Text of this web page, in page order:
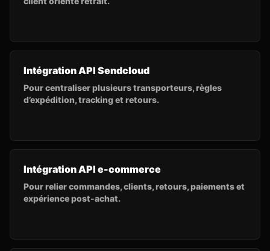
Intégration API Sendcloud
Pour centraliser plusieurs transporteurs, règles
d’expédition, tracking et retours.
Intégration API e-commerce
Pour relier commandes, clients, retours, paiements et
expérience post-achat.